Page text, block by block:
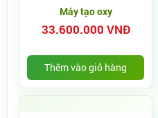
Máy tạo oxy
33.600.000 VNĐ
Thêm vào giỏ hàng